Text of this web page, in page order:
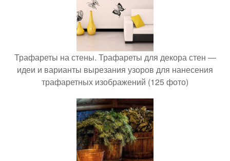
Трафареты на стены. Трафареты для декора стен —
идеи и варианты вырезания узоров для нанесения
трафаретных изображений (125 фото)